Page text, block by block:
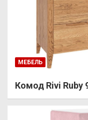
МЕБЕЛЬ
Комод Rivi Ruby